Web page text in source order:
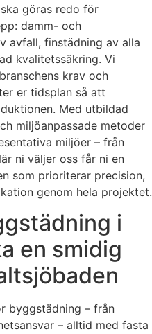
göras redo för
damm- och
avfall, finstädning av alla
kvalitetssäkring. Vi
krav och
er tidsplan så att
Med utbildad
miljöanpassade metoder
miljöer – från
ni väljer oss får ni en
som prioriterar precision,
genom hela projektet.
i
en smidig
byggstädning – från
– alltid med fasta